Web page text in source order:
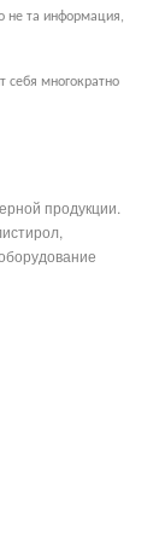
не та информация,
себя многократно
продукции.